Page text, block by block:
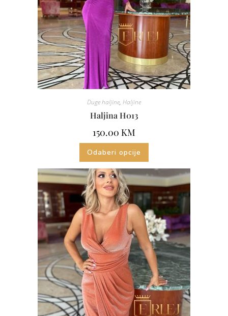
Duge haljine, Haljine
Haljina H013
150.00 KM
Odaberi opcije